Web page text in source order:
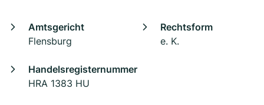
Amtsgericht
Flensburg
Rechtsform
e. K.
Handelsregisternummer
HRA 1383 HU